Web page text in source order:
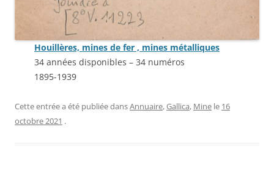
Houillères, mines de fer , mines métalliques
34 années disponibles – 34 numéros
1895-1939
Cette entrée a été publiée dansAnnuaire,Gallica, Mine le 16
octobre 2021 .